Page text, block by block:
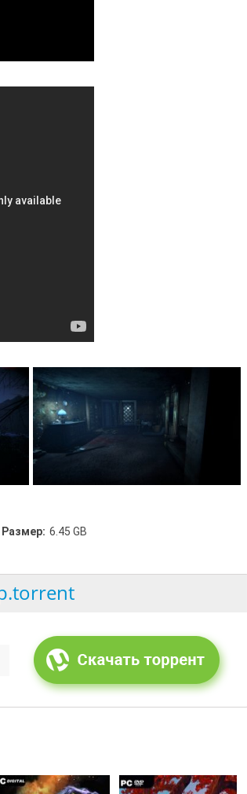
Размер: 6.45 GB